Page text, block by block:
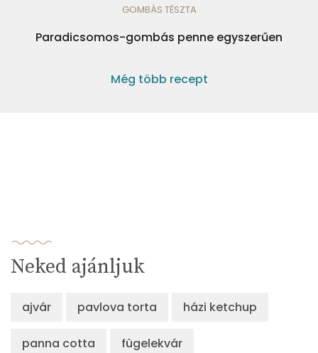
GOMBÁS TÉSZTA
Paradicsomos-gombás penne egyszerűen
Még több recept
Neked ajánljuk
ajvár pavlova torta házi ketchup
panna cotta fügelekvár